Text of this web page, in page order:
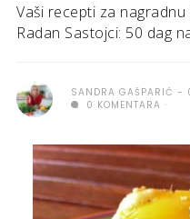
Vaši recepti za
Radan Sastojci: 50 dag
SANDRA GAŠPARIĆ
0 KOMENTARA